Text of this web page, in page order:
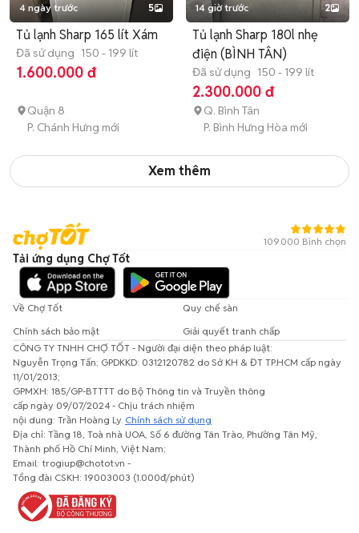
4 ngày trước 5
Tủ lạnh Sharp 165 lít Xám
Đã sử dụng 150 - 199 lít
1.600.000 đ
Quận 8
P. Chánh Hưng mới
14 giờ trước 2
Tủ lạnh Sharp 180l nhẹ
điện (BÌNH TÂN)
Đã sử dụng 150 - 199 lít
2.300.000 đ
Q. Bình Tân
P. Bình Hưng Hòa mới
Xem thêm
109.000 Bình chọn
Tải ứng dụng Chợ Tốt
Về Chợ Tốt
Quy chế sàn
Chính sách bảo mật
Giải quyết tranh chấp
CÔNG TY TNHH CHỢ TỐT - Người đại diện theo pháp luật:
Nguyễn Trọng Tấn; GPDKKD: 0312120782 do Sở KH & ĐT TP.HCM cấp ngày
11/01/2013;
GPMXH: 185/GP-BTTTT do Bộ Thông tin và Truyền thông
cấp ngày 09/07/2024 - Chịu trách nhiệm
nội dung: Trần Hoàng Ly. Chính sách sử dụng
Địa chỉ: Tầng 18, Toà nhà UOA, Số 6 đường Tân Trào, Phường Tân Mỹ,
Thành phố Hồ Chí Minh, Việt Nam;
Email: trogiup@chotot.vn -
Tổng đài CSKH: 19003003 (1.000đ/phút)